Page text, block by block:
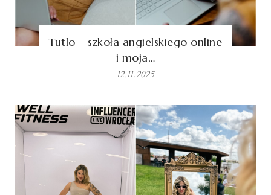
Tutlo – szkoła angielskiego online
i moja…
12.11.2025